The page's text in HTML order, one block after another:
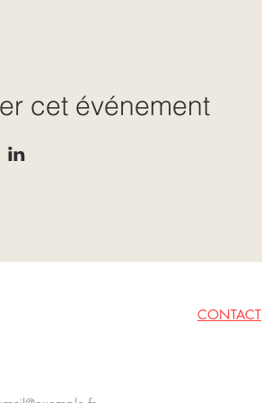
cet événement
CONTACT